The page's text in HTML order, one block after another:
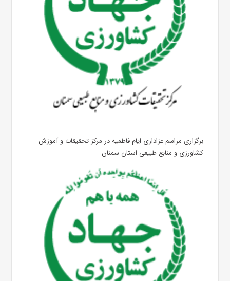
برگزاری مراسم عزاداری ایام فاطمیه در مرکز تحقیقات و آموزش
کشاورزی و منابع طبیعی استان سمنان